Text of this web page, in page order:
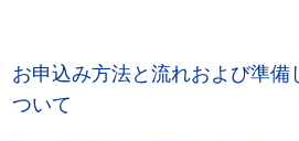
お申込み方法と流れおよび準備
ついて